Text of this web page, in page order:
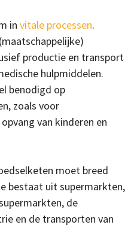
in vitale processen.
productie en transport
hulpmiddelen.
benodigd op
zoals voor
van kinderen en
moet breed
bestaat uit supermarkten,
de
en de transporten van